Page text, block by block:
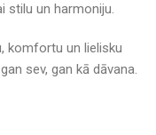
stilu un harmoniju.
komfortu un lielisku
sev, gan kā dāvana.